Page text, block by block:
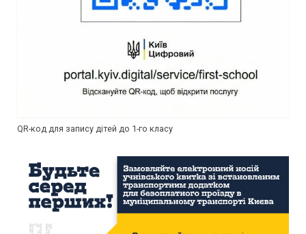
QR-код для запису дітей до 1-го класу